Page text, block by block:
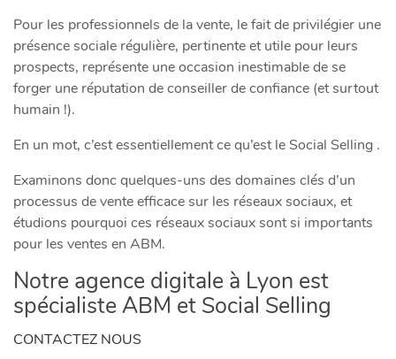
Pour les professionnels de la vente, le fait de privilégier une
présence sociale régulière, pertinente et utile pour leurs
prospects, représente une occasion inestimable de se
forger une réputation de conseiller de confiance (et surtout
humain !).
En un mot, c’est essentiellement ce qu’est le Social Selling .
Examinons donc quelques-uns des domaines clés d’un
processus de vente efficace sur les réseaux sociaux, et
étudions pourquoi ces réseaux sociaux sont si importants
pour les ventes en ABM.
Notre agence digitale à Lyon est
spécialiste ABM et Social Selling
CONTACTEZ NOUS